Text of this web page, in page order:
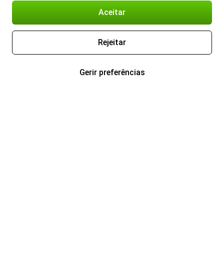
Aceitar
Rejeitar
Gerir preferências